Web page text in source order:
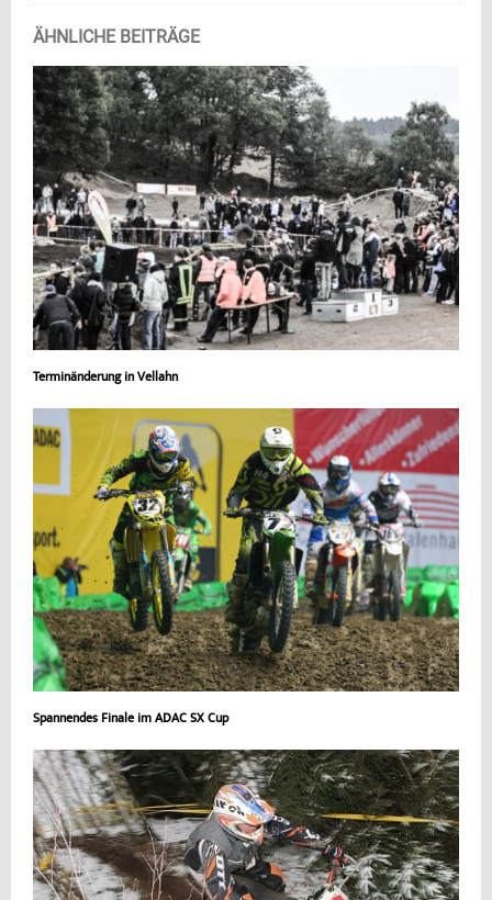
ÄHNLICHE BEITRÄGE
Terminänderung in Vellahn
Spannendes Finale im ADAC SX Cup